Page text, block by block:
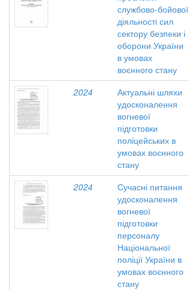
службово-бойової
діяльності сил
сектору безпеки і
оборони України
в умовах
воєнного стану
2024
Актуальні шляхи
удосконалення
вогневої
підготовки
поліцейських в
умовах воєнного
стану
2024
Сучасні питання
удосконалення
вогневої
підготовки
персоналу
Національної
поліції України в
умовах воєнного
стану